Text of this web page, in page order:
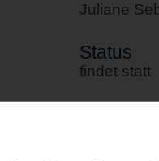
Juliane
Status
findet statt